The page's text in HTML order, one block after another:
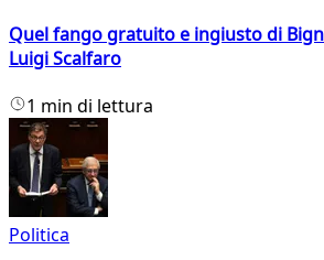
Quel fango gratuito e ingiusto di
Luigi Scalfaro
1 min di lettura
Politica